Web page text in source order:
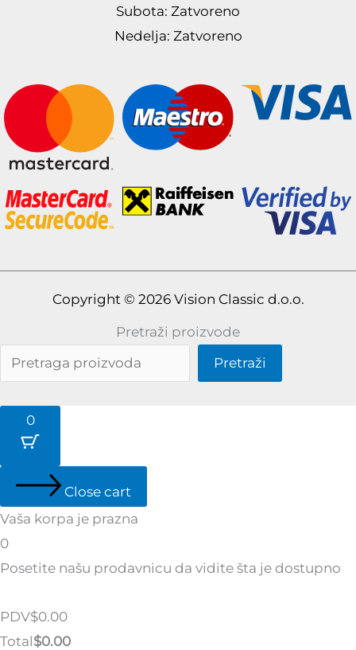
Subota: Zatvoreno
Nedelja: Zatvoreno
Copyright © 2026 Vision Classic d.o.o.
Pretraži proizvode
Pretraži
0
Close cart
Vaša korpa je prazna
0
Posetite našu prodavnicu da vidite šta je dostupno
Tax
Amount:
PDV$0.00
Cart
Total$0.00